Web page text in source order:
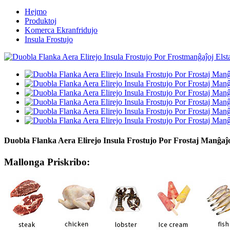
Hejmo
Produktoj
Komerca Ekranfridujo
Insula Frostujo
Duobla Flanka Aera Elirejo Insula Frostujo Por Frostaj
Mallonga Priskribo: